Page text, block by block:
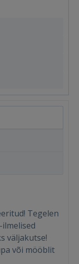
Tegelen
väljakutse!
või mööblit